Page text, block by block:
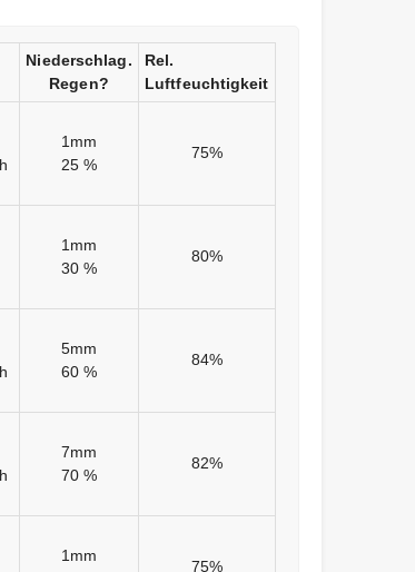
Niederschlag.
Regen?
Rel.
Luftfeuchtigkeit
1mm
25 %
75%
1mm
30 %
80%
5mm
60 %
84%
7mm
70 %
82%
1mm
75%